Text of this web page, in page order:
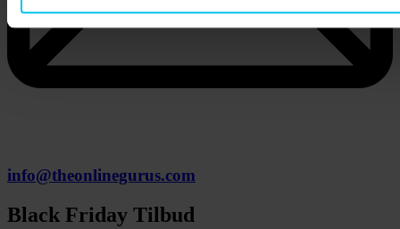
info@theonlinegurus.com
Black Friday Tilbud